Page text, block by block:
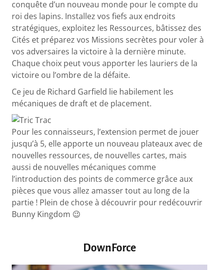
conquête d’un nouveau monde pour le compte du
roi des lapins. Installez vos fiefs aux endroits
stratégiques, exploitez les Ressources, bâtissez des
Cités et préparez vos Missions secrètes pour voler à
vos adversaires la victoire à la dernière minute.
Chaque choix peut vous apporter les lauriers de la
victoire ou l’ombre de la défaite.
Ce jeu de Richard Garfield lie habilement les
mécaniques de draft et de placement.
Pour les connaisseurs, l’extension permet de jouer
jusqu’à 5, elle apporte un nouveau plateaux avec de
nouvelles ressources, de nouvelles cartes, mais
aussi de nouvelles mécaniques comme
l’introduction des points de commerce grâce aux
pièces que vous allez amasser tout au long de la
partie ! Plein de chose à découvrir pour redécouvrir
Bunny Kingdom 😉
DownForce